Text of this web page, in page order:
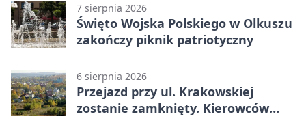
7 sierpnia 2026
Święto Wojska Polskiego w Olkuszu
zakończy piknik patriotyczny
6 sierpnia 2026
Przejazd przy ul. Krakowskiej
zostanie zamknięty. Kierowców